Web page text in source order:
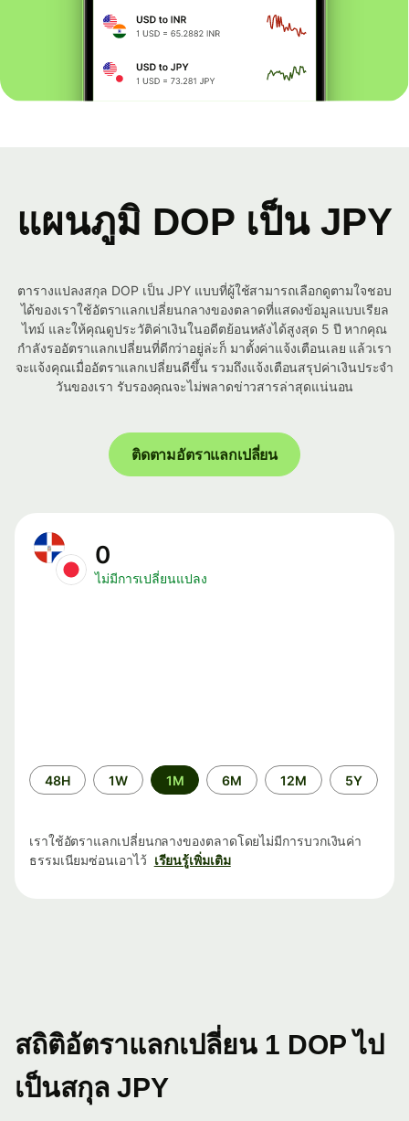
แผนภูมิ DOP เป็น JPY
ตารางแปลงสกุล DOP เป็น JPY แบบที่ผู้ใช้สามารถเลือกดูตามใจชอบ
ได้ของเราใช้อัตราแลกเปลี่ยนกลางของตลาดที่แสดงข้อมูลแบบเรียล
ไทม์ และให้คุณดูประวัติค่าเงินในอดีตย้อนหลังได้สูงสุด 5 ปี หากคุณ
กำลังรออัตราแลกเปลี่ยนที่ดีกว่าอยู่ล่ะก็ มาตั้งค่าแจ้งเตือนเลย แล้วเรา
จะแจ้งคุณเมื่ออัตราแลกเปลี่ยนดีขึ้น รวมถึงแจ้งเตือนสรุปค่าเงินประจำ
วันของเรา รับรองคุณจะไม่พลาดข่าวสารล่าสุดแน่นอน
ติดตามอัตราแลกเปลี่ยน
0
ไม่มีการเปลี่ยนแปลง
ระยะ
เวลา
48H 1W 1M 6M 12M 5Y
เราใช้อัตราแลกเปลี่ยนกลางของตลาดโดยไม่มีการบวกเงินค่า
ธรรมเนียมซ่อนเอาไว้ เรียนรู้เพิ่มเติม
สถิติอัตราแลกเปลี่ยน 1 DOP ไป
เป็นสกุล JPY